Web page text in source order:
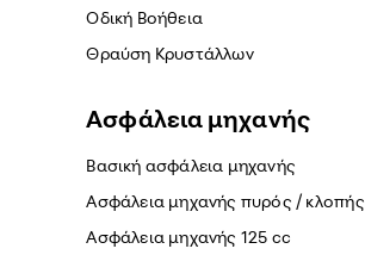
Οδική Βοήθεια
Θραύση Κρυστάλλων
Ασφάλεια μηχανής
Βασική ασφάλεια μηχανής
Ασφάλεια μηχανής πυρός / κλοπής
Ασφάλεια μηχανής 125 cc